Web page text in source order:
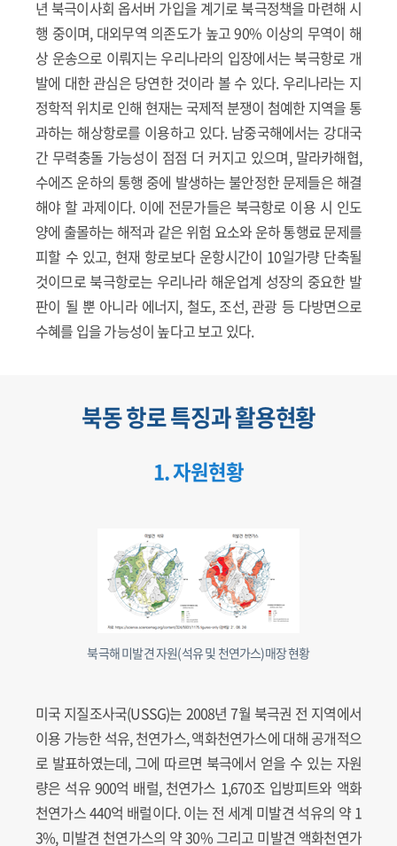
년 북극이사회 옵서버 가입을 계기로 북극정책을 마련해 시
행 중이며, 대외무역 의존도가 높고 90% 이상의 무역이 해
상 운송으로 이뤄지는 우리나라의 입장에서는 북극항로 개
발에 대한 관심은 당연한 것이라 볼 수 있다. 우리나라는 지
정학적 위치로 인해 현재는 국제적 분쟁이 첨예한 지역을 통
과하는 해상항로를 이용하고 있다. 남중국해에서는 강대국
간 무력충돌 가능성이 점점 더 커지고 있으며, 말라카해협,
수에즈 운하의 통행 중에 발생하는 불안정한 문제들은 해결
해야 할 과제이다. 이에 전문가들은 북극항로 이용 시 인도
양에 출몰하는 해적과 같은 위험 요소와 운하 통행료 문제를
피할 수 있고, 현재 항로보다 운항시간이 10일가량 단축될
것이므로 북극항로는 우리나라 해운업계 성장의 중요한 발
판이 될 뿐 아니라 에너지, 철도, 조선, 관광 등 다방면으로
수혜를 입을 가능성이 높다고 보고 있다.
북동 항로 특징과 활용현황
1. 자원현황
북극해 미발견 자원(석유 및 천연가스)매장 현황
미국 지질조사국(USSG)는 2008년 7월 북극권 전 지역에서
이용 가능한 석유, 천연가스, 액화천연가스에 대해 공개적으
로 발표하였는데, 그에 따르면 북극에서 얻을 수 있는 자원
량은 석유 900억 배럴, 천연가스 1,670조 입방피트와 액화
천연가스 440억 배럴이다. 이는 전 세계 미발견 석유의 약 1
3%, 미발견 천연가스의 약 30% 그리고 미발견 액화천연가